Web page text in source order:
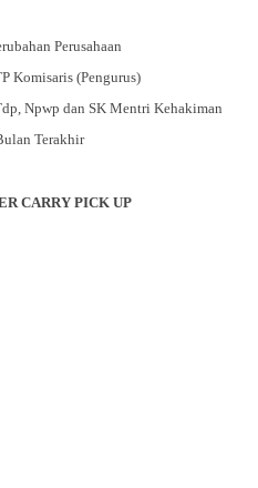
Perusahaan
Komisaris (Pengurus)
Npwp dan SK Mentri Kehakiman
Terakhir
CARRY PICK UP